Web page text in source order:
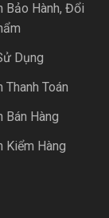
Bảo Hành, Đổi
Dụng
Thanh Toán
Bán Hàng
Kiểm Hàng